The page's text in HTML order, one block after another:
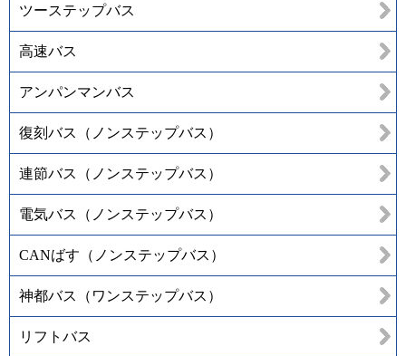
ツーステップバス
高速バス
アンパンマンバス
復刻バス（ノンステップバス）
連節バス（ノンステップバス）
電気バス（ノンステップバス）
CANばす（ノンステップバス）
神都バス（ワンステップバス）
リフトバス